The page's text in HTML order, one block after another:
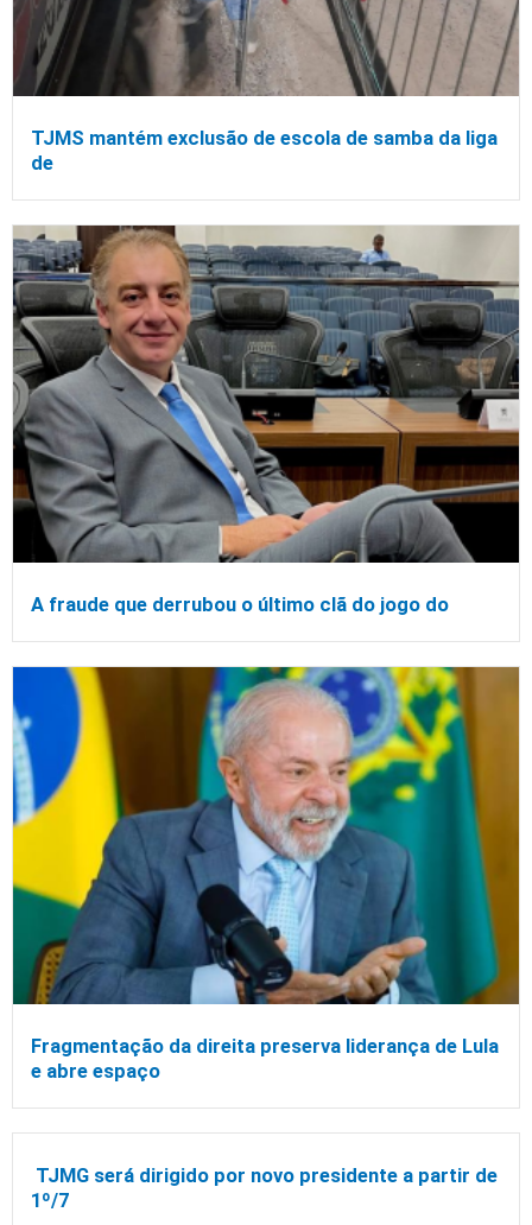
TJMS mantém exclusão de escola de samba da liga
de
A fraude que derrubou o último clã do jogo do
Fragmentação da direita preserva liderança de Lula
e abre espaço
TJMG será dirigido por novo presidente a partir de
1º/7